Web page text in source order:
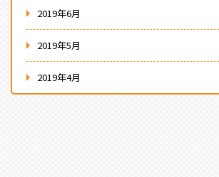
2019年6月
2019年5月
2019年4月